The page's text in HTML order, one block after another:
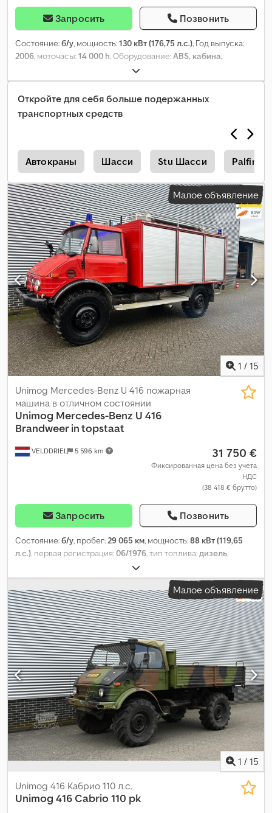
Запросить Позвонить
Состояние:б/у, мощность:130 кВт (176,75 л.с.), Год выпуска:
2006, моточасы:14 000 h, Оборудование:ABS, кабина,
отопитель стояночный, полный привод
Откройте для себя больше подержанных
транспортных средств
Автокраны Шасси Stu Шасси
Малое объявление
1 / 15
VELDDRIEL 5 596 km
Unimog Mercedes-Benz U 416 пожарная
машина в отличном состоянии
Unimog Mercedes-Benz U 416
Brandweer in topstaat
31 750 €
Фиксированная цена без учета
НДС
(38 418 € брутто)
Запросить Позвонить
Состояние:б/у, пробег:29 065 км, мощность:88 кВт (119,65
л.с.), первая регистрация:06/1976, тип топлива:дизель,
, конфигурация осей:
база:3 500 мм, топливо:дизель, цвет:красный, кабина
водителя:дневная кабина, тип передачи:механический,
количество передач:6, Год выпуска:1976, Оборудование:
гидроусилитель руля, прицепное устройство,
Малое объявление
1 / 15
Unimog 416 Кабрио 110 л.с.
Unimog 416 Cabrio 110 pk